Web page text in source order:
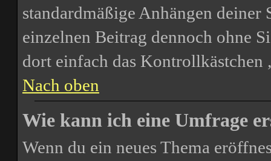
standardmäßige Anhängen
einzelnen Beitrag dennoch ohne
dort einfach das Kontrollkästchen
Nach oben
Wie kann ich eine Umfrage
Wenn du ein neues Thema